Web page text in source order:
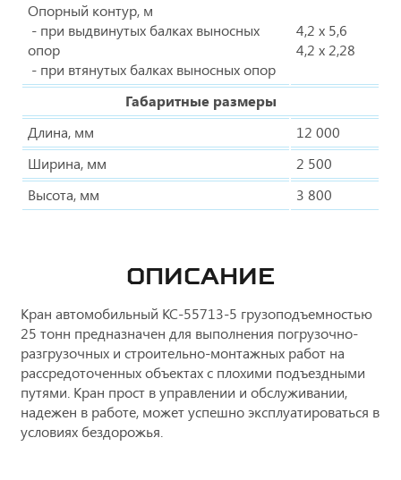
Опорный контур, м
- при выдвинутых балках выносных
опор
- при втянутых балках выносных опор
4,2 x 5,6
4,2 х 2,28
Габаритные размеры
Длина, мм
12 000
Ширина, мм
2 500
Высота, мм
3 800
ОПИСАНИЕ
Кран автомобильный КС-55713-5 грузоподъемностью
25 тонн предназначен для выполнения погрузочно-
разгрузочных и строительно-монтажных работ на
рассредоточенных объектах с плохими подъездными
путями. Кран прост в управлении и обслуживании,
надежен в работе, может успешно эксплуатироваться в
условиях бездорожья.